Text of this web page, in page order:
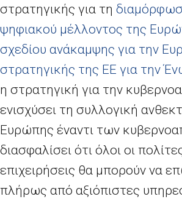
στρατηγικής για τη
ψηφιακού μέλλοντος της
σχεδίου ανάκαμψης για την
στρατηγικής της ΕΕ για την
η στρατηγική για την
ενισχύσει τη συλλογική
Ευρώπης έναντι των
διασφαλίσει ότι όλοι οι
επιχειρήσεις θα μπορούν να
πλήρως από αξιόπιστες